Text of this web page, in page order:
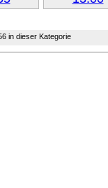
in dieser Kategorie